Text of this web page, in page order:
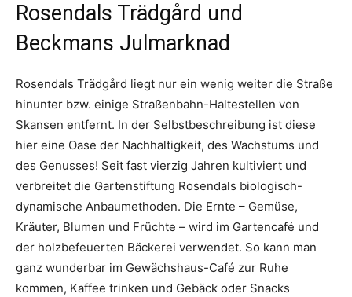
Rosendals Trädgård und
Beckmans Julmarknad
Rosendals Trädgård liegt nur ein wenig weiter die Straße
hinunter bzw. einige Straßenbahn-Haltestellen von
Skansen entfernt. In der Selbstbeschreibung ist diese
hier eine Oase der Nachhaltigkeit, des Wachstums und
des Genusses! Seit fast vierzig Jahren kultiviert und
verbreitet die Gartenstiftung Rosendals biologisch-
dynamische Anbaumethoden. Die Ernte – Gemüse,
Kräuter, Blumen und Früchte – wird im Gartencafé und
der holzbefeuerten Bäckerei verwendet. So kann man
ganz wunderbar im Gewächshaus-Café zur Ruhe
kommen, Kaffee trinken und Gebäck oder Snacks